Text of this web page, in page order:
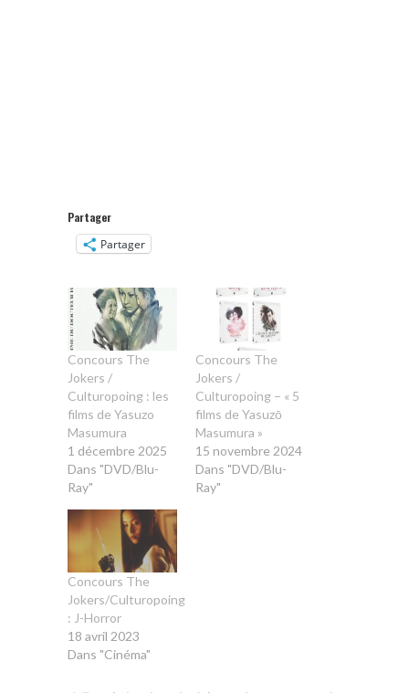
Partager
Partager
Concours The
Jokers /
Culturopoing : les
films de Yasuzo
Masumura
1 décembre 2025
Dans "DVD/Blu-
Ray"
Concours The
Jokers /
Culturopoing – « 5
films de Yasuzō
Masumura »
15 novembre 2024
Dans "DVD/Blu-
Ray"
Concours The
Jokers/Culturopoing
: J-Horror
18 avril 2023
Dans "Cinéma"